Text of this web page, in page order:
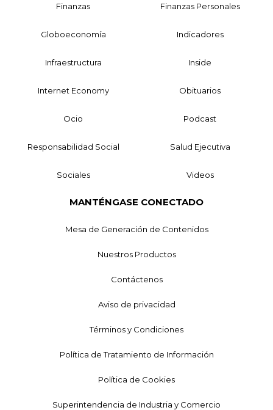
Finanzas Finanzas Personales
Globoeconomía Indicadores
Infraestructura Inside
Internet Economy Obituarios
Ocio Podcast
Responsabilidad Social Salud Ejecutiva
Sociales Videos
MANTÉNGASE CONECTADO
Mesa de Generación de Contenidos
Nuestros Productos
Contáctenos
Aviso de privacidad
Términos y Condiciones
Política de Tratamiento de Información
Política de Cookies
Superintendencia de Industria y Comercio